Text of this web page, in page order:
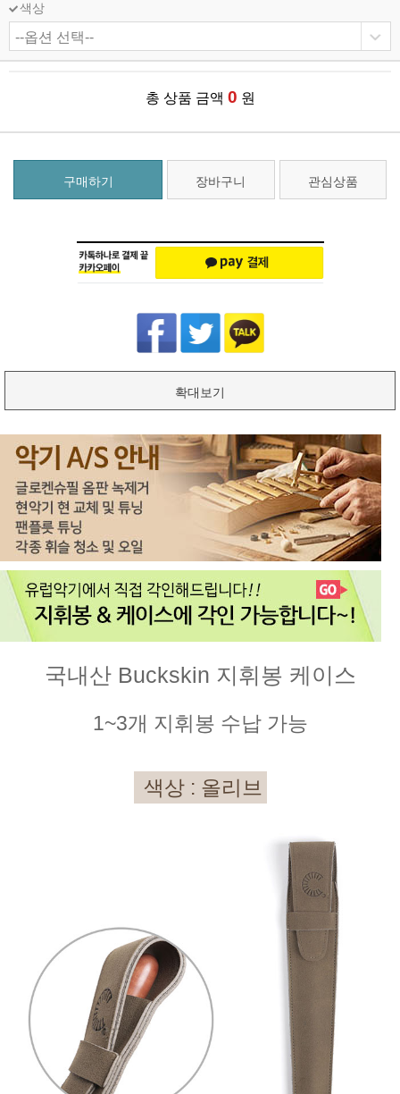
색상
총 상품 금액 0 원
구매하기 장바구니 관심상품
확대보기
국내산 Buckskin 지휘봉 케이스
1~3개 지휘봉 수납 가능
색상 : 올리브